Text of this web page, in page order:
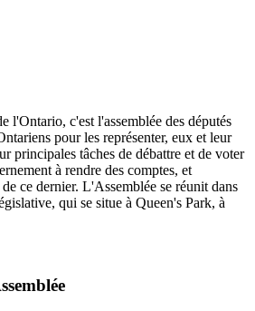
l'Ontario, c'est l'assemblée des députés
pour les représenter, eux et leur
principales tâches de débattre et de voter
à rendre des comptes, et
ce dernier. L'Assemblée se réunit dans
qui se situe à Queen's Park, à